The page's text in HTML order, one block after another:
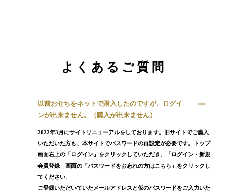
よくあるご質問
以前おせちをネットで購入したのですが、ログイ
ンが出来ません。（購入が出来ません）
2022年3月にサイトリニューアルをしております。旧サイトでご購入
いただいた方も、本サイトでパスワードの再設定が必要です。トップ
画面右上の「ログイン」をクリックしていただき、「ログイン・新規
会員登録」画面の「パスワードをお忘れの方はこちら」をクリックし
てください。
ご登録いただいていたメールアドレスと仮のパスワードをご入力いた